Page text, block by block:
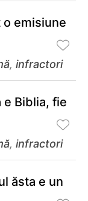
emisiune
, infractori
e Biblia, fie
, infractori
ăsta e un